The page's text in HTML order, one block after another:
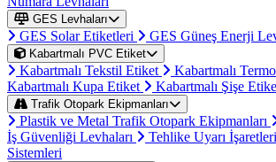
GES Levhaları
GES Solar Etiketleri GES Güneş Enerji
Kabartmalı PVC Etiket
Kabartmalı Tekstil Etiket
Kabartmalı
Kabartmalı Kupa Etiket
Kabartmalı Şişe
Trafik Otopark Ekipmanları
Plastik ve Metal Trafik Otopark Ekipmanları
İş Güvenliği Levhaları
Tehlike Uyarı İşaretleri
Sistemleri